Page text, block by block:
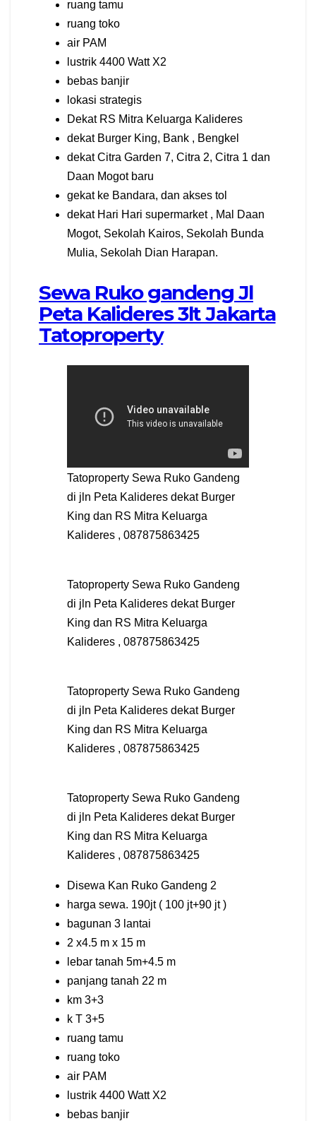
ruang tamu
ruang toko
air PAM
lustrik 4400 Watt X2
bebas banjir
lokasi strategis
Dekat RS Mitra Keluarga Kalideres
dekat Burger King, Bank , Bengkel
dekat Citra Garden 7, Citra 2, Citra 1 dan
Daan Mogot baru
gekat ke Bandara, dan akses tol
dekat Hari Hari supermarket , Mal Daan
Mogot, Sekolah Kairos, Sekolah Bunda
Mulia, Sekolah Dian Harapan.
Sewa Ruko gandeng Jl
Peta Kalideres 3lt Jakarta
Tatoproperty
Tatoproperty Sewa Ruko Gandeng
di jln Peta Kalideres dekat Burger
King dan RS Mitra Keluarga
Kalideres , 087875863425
Tatoproperty Sewa Ruko Gandeng
di jln Peta Kalideres dekat Burger
King dan RS Mitra Keluarga
Kalideres , 087875863425
Tatoproperty Sewa Ruko Gandeng
di jln Peta Kalideres dekat Burger
King dan RS Mitra Keluarga
Kalideres , 087875863425
Tatoproperty Sewa Ruko Gandeng
di jln Peta Kalideres dekat Burger
King dan RS Mitra Keluarga
Kalideres , 087875863425
Disewa Kan Ruko Gandeng 2
harga sewa. 190jt ( 100 jt+90 jt )
bagunan 3 lantai
2 x4.5 m x 15 m
lebar tanah 5m+4.5 m
panjang tanah 22 m
km 3+3
k T 3+5
ruang tamu
ruang toko
air PAM
lustrik 4400 Watt X2
bebas banjir